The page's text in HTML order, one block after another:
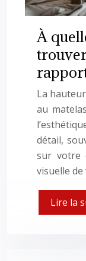
À
La
au
détail,
sur votre
visuelle
Lire la